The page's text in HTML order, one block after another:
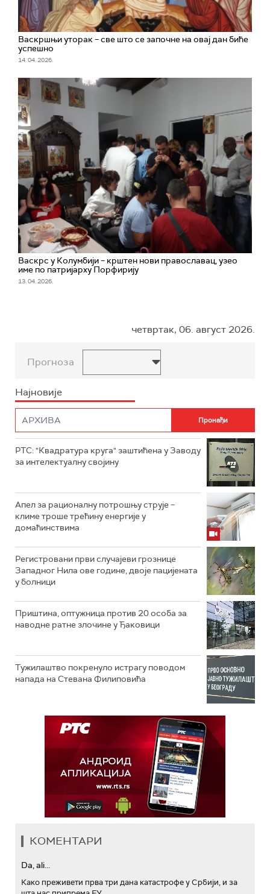
Васкршњи уторак – све што се започне на овај дан биће
успешно
14. 04. 2026.
Васкрс у Колумбији – крштен нови православац, узео
име по патријарху Порфирију
13. 04. 2026.
четвртак, 06. август 2026.
Прогноза
Најновије
РТС: "Квадратура круга" заштићена у Заводу
за интелектуалну својину
Апел за рационалну потрошњу струје –
климе троше трећину енергије у
домаћинствима
Регистровани први случајеви грознице
Западног Нила ове године, двоје пацијената
у болници
Приштина, оптужница против 20 особа за
наводне ратне злочине у Ђаковици
Тужилаштво покренуло истрагу поводом
напада на Стевана Филиповића
КОМЕНТАРИ
Da, ali...
Како преживети прва три дана катастрофе у Србији, и за